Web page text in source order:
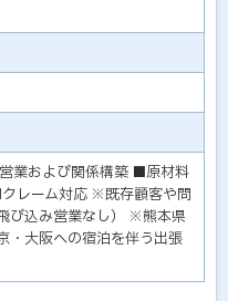
業および関係構築 ■原材料
レーム対応 ※既存顧客や問
び込み営業なし） ※熊本県
・大阪への宿泊を伴う出張